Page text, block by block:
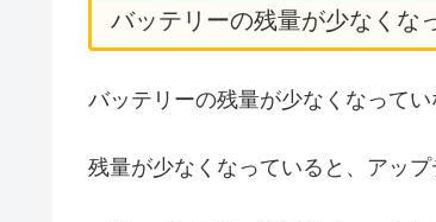
バッテリーの残量が少なくな
バッテリーの残量が少なくなってい
残量が少なくなっていると、アッ